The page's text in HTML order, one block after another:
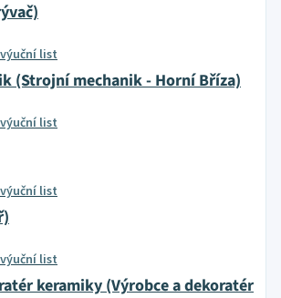
list
(Strojní mechanik - Horní Bříza)
list
list
list
keramiky (Výrobce a dekoratér